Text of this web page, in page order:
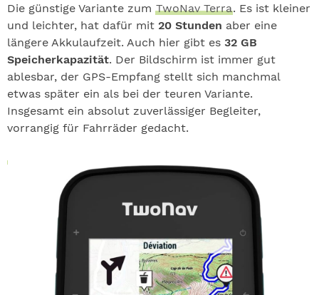
Die günstige Variante zum TwoNav Terra. Es ist kleiner
und leichter, hat dafür mit 20 Stunden aber eine
längere Akkulaufzeit. Auch hier gibt es 32 GB
Speicherkapazität. Der Bildschirm ist immer gut
ablesbar, der GPS-Empfang stellt sich manchmal
etwas später ein als bei der teuren Variante.
Insgesamt ein absolut zuverlässiger Begleiter,
vorrangig für Fahrräder gedacht.